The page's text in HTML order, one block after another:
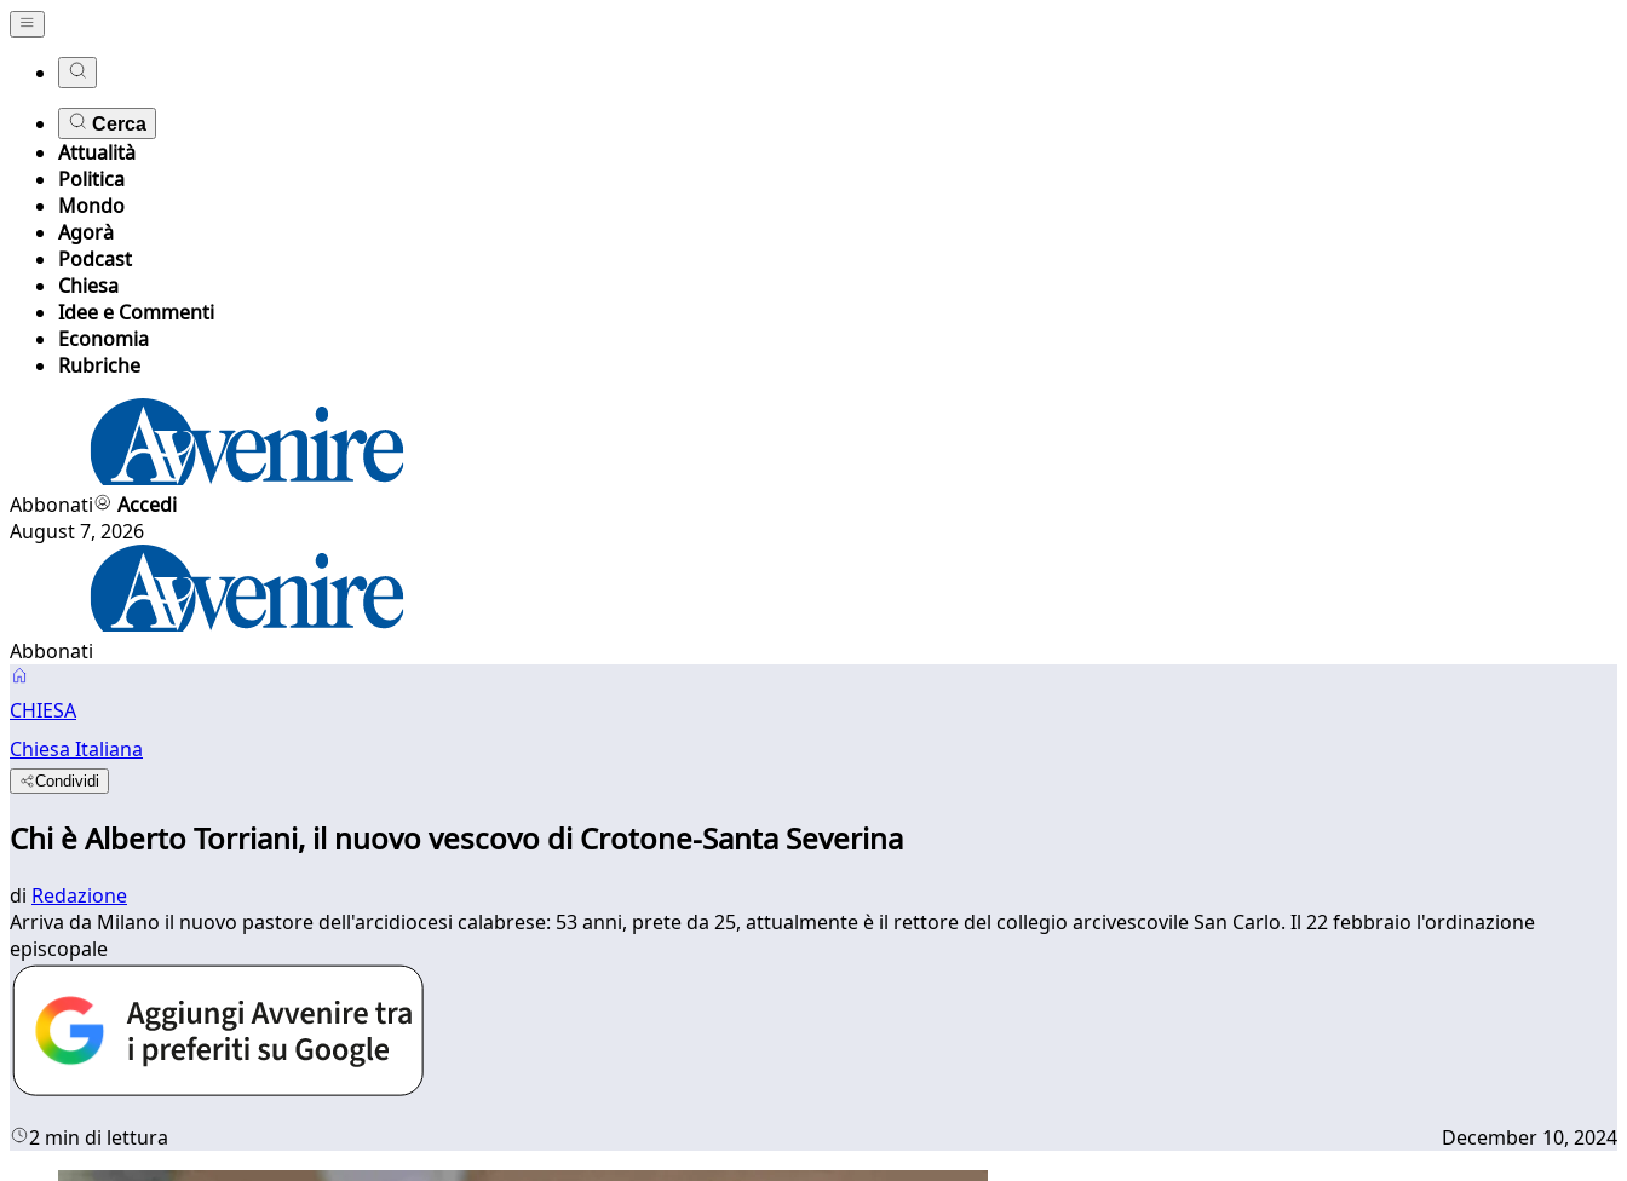
Cerca
Attualità
Politica
Mondo
Agorà
Podcast
Chiesa
Idee e Commenti
Economia
Rubriche
Abbonati
Accedi
August 7, 2026
Abbonati
CHIESA
Chiesa Italiana
Condividi
Chi è Alberto Torriani, il nuovo vescovo di Crotone-Santa Severina
di Redazione
Arriva da Milano il nuovo pastore dell'arcidiocesi calabrese: 53 anni, prete da 25, attualmente è il rettore del collegio arcivescovile San Carlo. Il 22 febbraio l'ordinazione
episcopale
2 min di lettura December 10, 2024